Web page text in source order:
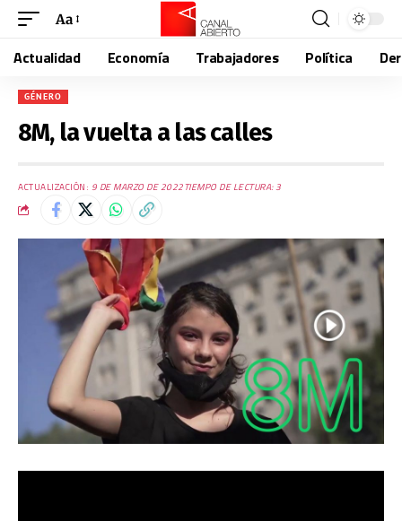
Aa
Actualidad Economía Trabajadores Política
GÉNERO
8M, la vuelta a las calles
ACTUALIZACIÓN: 9 DE MARZO DE 2022TIEMPO DE LECTURA: 3